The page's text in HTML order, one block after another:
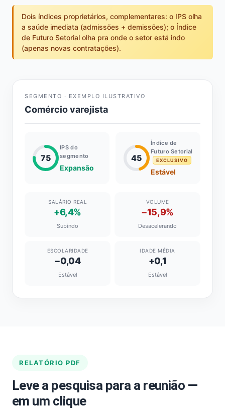
Dois índices proprietários, complementares: o IPS olha
a saúde imediata (admissões + demissões); o Índice
de Futuro Setorial olha pra onde o setor está indo
(apenas novas contratações).
SEGMENTO · EXEMPLO ILUSTRATIVO
Comércio varejista
75
IPS do
segmento
Expansão
45
Índice de
Futuro Setorial
EXCLUSIVO
Estável
SALÁRIO REAL
+6,4%
Subindo
VOLUME
−15,9%
Desacelerando
ESCOLARIDADE
−0,04
Estável
IDADE MÉDIA
+0,1
Estável
RELATÓRIO PDF
Leve a pesquisa para a reunião —
em um clique